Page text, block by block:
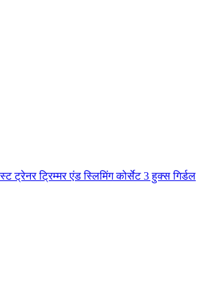
ट्रेनर ट्रिम्मर एंड स्लिमिंग कोर्सेट 3 हुक्स गिर्डल